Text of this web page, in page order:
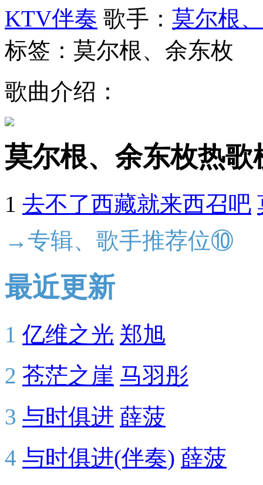
KTV伴奏 歌手： 莫尔根
标签：莫尔根、余东枚
歌曲介绍：
莫尔根、余东枚热
1 去不了西藏就来西召吧
→专辑、歌手推荐位⑩
最近更新
1 亿维之光 郑旭
2 苍茫之崖 马羽彤
3 与时俱进 薛菠
4 与时俱进(伴奏) 薛菠